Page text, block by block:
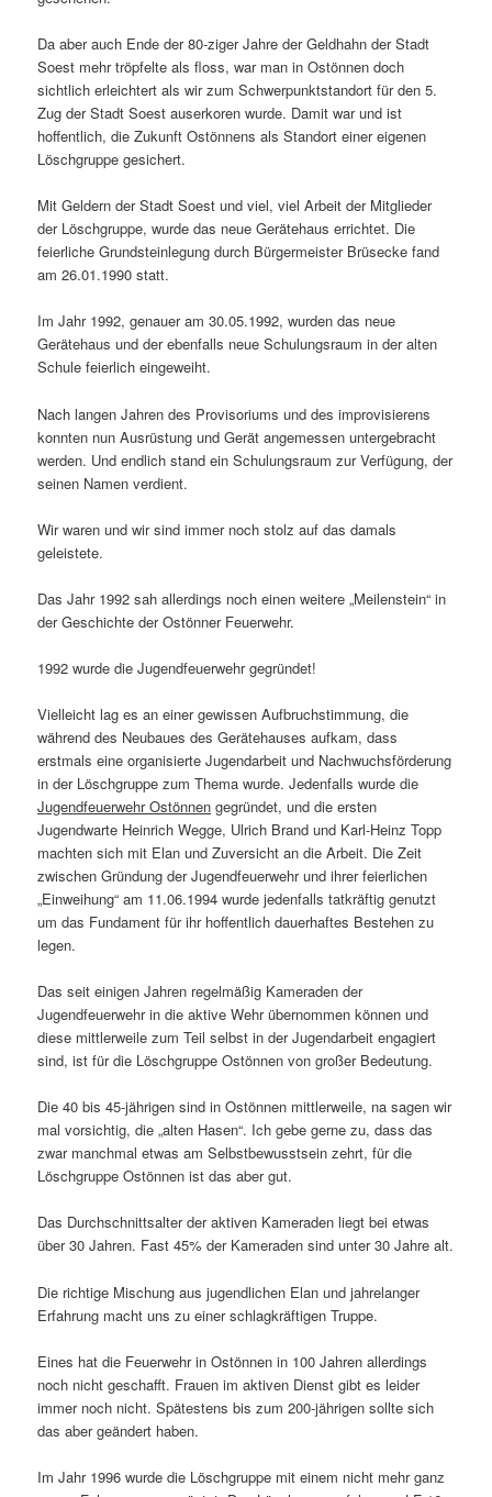
Da aber auch Ende der 80-ziger Jahre der Geldhahn der Stadt
Soest mehr tröpfelte als floss, war man in Ostönnen doch
sichtlich erleichtert als wir zum Schwerpunktstandort für den 5.
Zug der Stadt Soest auserkoren wurde. Damit war und ist
hoffentlich, die Zukunft Ostönnens als Standort einer eigenen
Löschgruppe gesichert.
Mit Geldern der Stadt Soest und viel, viel Arbeit der Mitglieder
der Löschgruppe, wurde das neue Gerätehaus errichtet. Die
feierliche Grundsteinlegung durch Bürgermeister Brüsecke fand
am 26.01.1990 statt.
Im Jahr 1992, genauer am 30.05.1992, wurden das neue
Gerätehaus und der ebenfalls neue Schulungsraum in der alten
Schule feierlich eingeweiht.
Nach langen Jahren des Provisoriums und des improvisierens
konnten nun Ausrüstung und Gerät angemessen untergebracht
werden. Und endlich stand ein Schulungsraum zur Verfügung, der
seinen Namen verdient.
Wir waren und wir sind immer noch stolz auf das damals
geleistete.
Das Jahr 1992 sah allerdings noch einen weitere „Meilenstein“ in
der Geschichte der Ostönner Feuerwehr.
1992 wurde die Jugendfeuerwehr gegründet!
Vielleicht lag es an einer gewissen Aufbruchstimmung, die
während des Neubaues des Gerätehauses aufkam, dass
erstmals eine organisierte Jugendarbeit und Nachwuchsförderung
in der Löschgruppe zum Thema wurde. Jedenfalls wurde die
Jugendfeuerwehr Ostönnen gegründet, und die ersten
Jugendwarte Heinrich Wegge, Ulrich Brand und Karl-Heinz Topp
machten sich mit Elan und Zuversicht an die Arbeit. Die Zeit
zwischen Gründung der Jugendfeuerwehr und ihrer feierlichen
„Einweihung“ am 11.06.1994 wurde jedenfalls tatkräftig genutzt
um das Fundament für ihr hoffentlich dauerhaftes Bestehen zu
legen.
Das seit einigen Jahren regelmäßig Kameraden der
Jugendfeuerwehr in die aktive Wehr übernommen können und
diese mittlerweile zum Teil selbst in der Jugendarbeit engagiert
sind, ist für die Löschgruppe Ostönnen von großer Bedeutung.
Die 40 bis 45-jährigen sind in Ostönnen mittlerweile, na sagen wir
mal vorsichtig, die „alten Hasen“. Ich gebe gerne zu, dass das
zwar manchmal etwas am Selbstbewusstsein zehrt, für die
Löschgruppe Ostönnen ist das aber gut.
Das Durchschnittsalter der aktiven Kameraden liegt bei etwas
über 30 Jahren. Fast 45% der Kameraden sind unter 30 Jahre alt.
Die richtige Mischung aus jugendlichen Elan und jahrelanger
Erfahrung macht uns zu einer schlagkräftigen Truppe.
Eines hat die Feuerwehr in Ostönnen in 100 Jahren allerdings
noch nicht geschafft. Frauen im aktiven Dienst gibt es leider
immer noch nicht. Spätestens bis zum 200-jährigen sollte sich
das aber geändert haben.
Im Jahr 1996 wurde die Löschgruppe mit einem nicht mehr ganz